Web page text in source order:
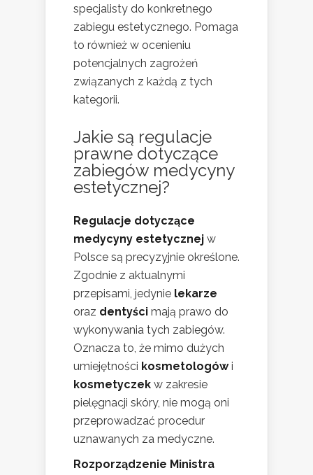
specjalisty do konkretnego
zabiegu estetycznego. Pomaga
to również w ocenieniu
potencjalnych zagrożeń
związanych z każdą z tych
kategorii.
Jakie są regulacje
prawne dotyczące
zabiegów medycyny
estetycznej?
Regulacje dotyczące
medycyny estetycznej w
Polsce są precyzyjnie określone.
Zgodnie z aktualnymi
przepisami, jedynie lekarze
oraz dentyści mają prawo do
wykonywania tych zabiegów.
Oznacza to, że mimo dużych
umiejętności kosmetologówi
kosmetyczek w zakresie
pielęgnacji skóry, nie mogą oni
przeprowadzać procedur
uznawanych za medyczne.
Rozporządzenie Ministra